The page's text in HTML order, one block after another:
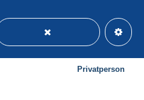
– L'Eglise
4,05 $
Privatperson